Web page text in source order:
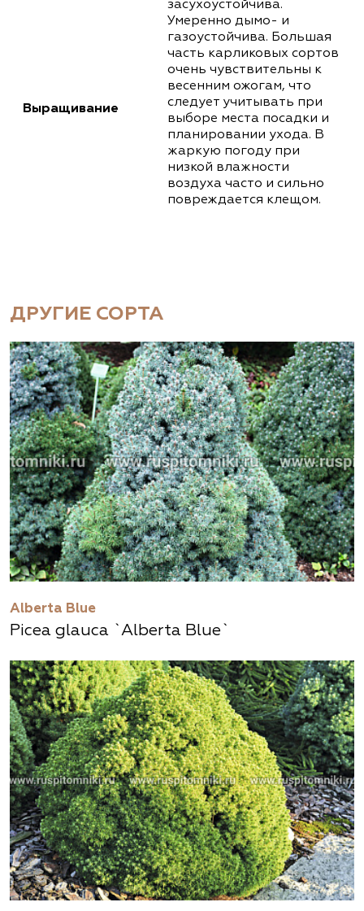
Выращивание
засухоустойчива.
Умеренно дымо- и
газоустойчива. Большая
часть карликовых сортов
очень чувствительны к
весенним ожогам, что
следует учитывать при
выборе места посадки и
планировании ухода. В
жаркую погоду при
низкой влажности
воздуха часто и сильно
повреждается клещом.
ДРУГИЕ СОРТА
Alberta Blue
Picea glauca `Alberta Blue`